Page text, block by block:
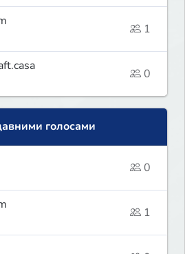
1
0
голосами
0
1